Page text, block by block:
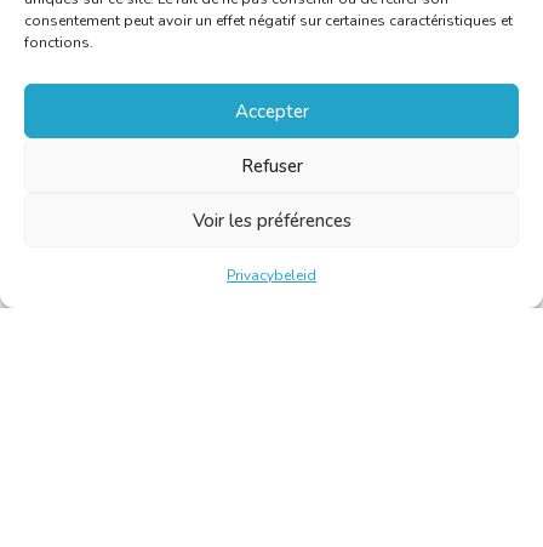
consentement peut avoir un effet négatif sur certaines caractéristiques et
fonctions.
Accepter
Refuser
Voir les préférences
Privacybeleid